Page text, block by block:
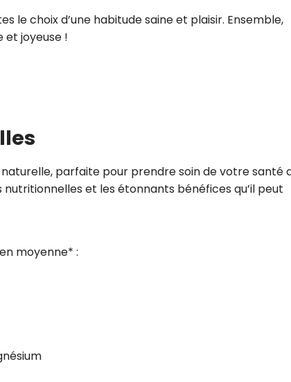
le choix d’une habitude saine et plaisir. Ensemble,
et joyeuse !
parfaite pour prendre soin de votre santé
et les étonnants bénéfices qu’il peut
moyenne* :